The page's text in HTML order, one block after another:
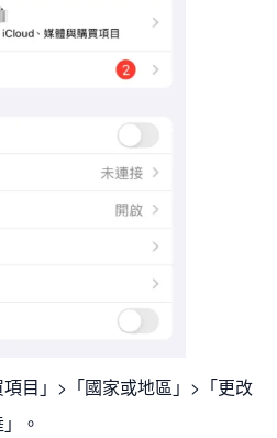
目」>「國家或地區」>「更改
。